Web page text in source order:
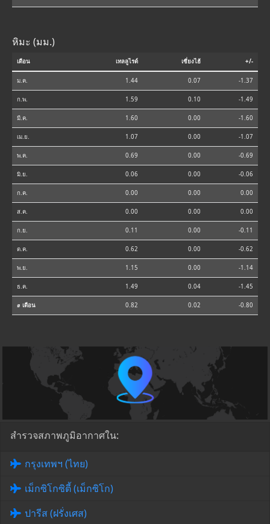
หิมะ (มม.)
เดือน เทลลูไรด์ เซี่ยงไฮ้ +/-
ม.ค. 1.44 0.07 -1.37
ก.พ. 1.59 0.10 -1.49
มี.ค. 1.60 0.00 -1.60
เม.ย. 1.07 0.00 -1.07
พ.ค. 0.69 0.00 -0.69
มิ.ย. 0.06 0.00 -0.06
ก.ค. 0.00 0.00 0.00
ส.ค. 0.00 0.00 0.00
ก.ย. 0.11 0.00 -0.11
ต.ค. 0.62 0.00 -0.62
พ.ย. 1.15 0.00 -1.14
ธ.ค. 1.49 0.04 -1.45
⌀ เดือน 0.82 0.02 -0.80
สำรวจสภาพภูมิอากาศใน:
กรุงเทพฯ (ไทย)
เม็กซิโกซิตี้ (เม็กซิโก)
ปารีส (ฝรั่งเศส)